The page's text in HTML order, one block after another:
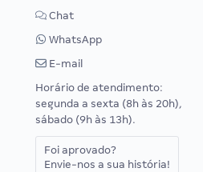
Chat
WhatsApp
E-mail
Horário de atendimento:
segunda a sexta (8h às 20h),
sábado (9h às 13h).
Foi aprovado?
Envie-nos a sua história!